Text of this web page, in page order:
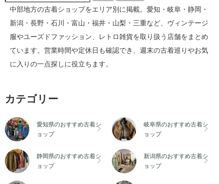
中部地方の古着ショップをエリア別に掲載。愛知・岐阜・静岡・
新潟・長野・石川・富山・福井・山梨・三重など、ヴィンテージ
服やユーズドファッション、レトロ雑貨を取り扱う店舗をまとめ
ています。営業時間や定休日も確認でき、週末の古着巡りやお気
に入りの一点探しに役立ちます。
カテゴリー
愛知県のおすすめ古着ショップ
愛知県のおすすめ古着シ
ョップ
岐阜県のおすすめ古着ショップ
岐阜県のおすすめ古着シ
ョップ
静岡県のおすすめ古着ショップ
静岡県のおすすめ古着シ
ョップ
新潟県のおすすめ古着ショップ
新潟県のおすすめ古着シ
ョップ